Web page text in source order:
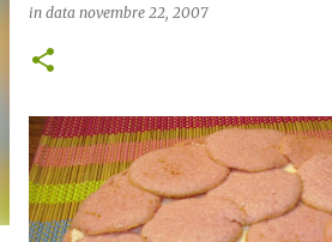
in data novembre 22, 2007